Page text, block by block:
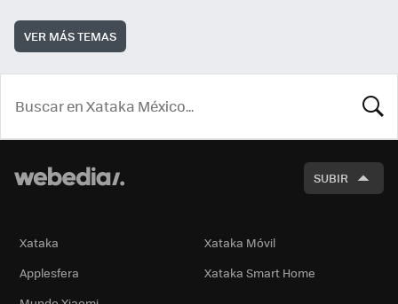
VER MÁS TEMAS
SUBIR
Xataka
Xataka Móvil
Applesfera
Xataka Smart Home